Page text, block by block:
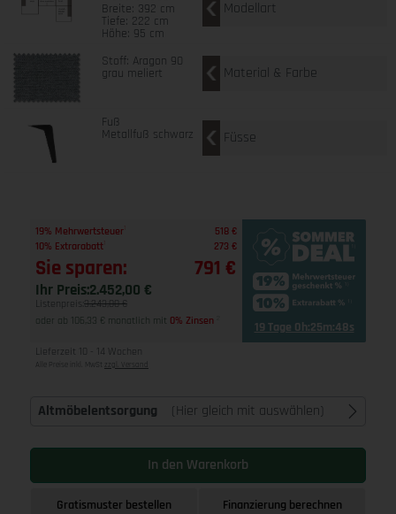
Breite: 392 cm
Tiefe: 222 cm
Höhe: 95 cm
Modellart
Stoff: Aragon 90
grau meliert Material & Farbe
Fuß
Metallfuß schwarz Füsse
19% Mehrwertsteuer
518 €
10% Extrarabatt
273 €
Sie sparen: 791 €
Ihr Preis:2.452,00 €
Listenpreis: 3.243,00 €
oder ab 106,33 € monatlich mit 0% Zinsen 19 Tage 0h:25m:48s
Lieferzeit 10 - 14 Wochen
Alle Preise inkl. MwSt zzgl. Versand
Altmöbelentsorgung (Hier gleich mit auswählen)
In den Warenkorb
Gratismuster bestellen Finanzierung berechnen